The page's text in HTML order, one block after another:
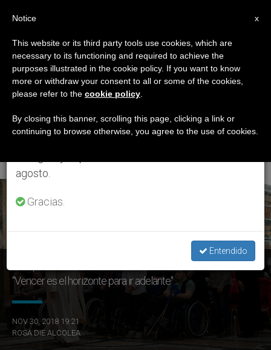
ETIQUETA
Posts Tagged ‘Clínica
De Oncología En
Wrocław’
ÚLTIMAS NOTICIAS
El Papa anima a niños con enfermedades tumorales:
"Vencer es el horizonte para ir adelante"
NOV 30, 2018 19:21
ROSA DIE ALCOLEA
×
Aviso importante
Del 27 de julio al 7 de agosto haremos la pausa
anual, aprovechando que en el periodo de verano
se generan menos informaciones y también el
agosto.
Gracias.
Entendido
x
Notice
This website or its third party tools use cookies, which are
necessary to its functioning and required to achieve the
purposes illustrated in the cookie policy. If you want to know
more or withdraw your consent to all or some of the cookies,
please refer to the cookie policy
By closing this banner, scrolling this page, clicking a link or
continuing to browse otherwise, you agree to the use of cookies.